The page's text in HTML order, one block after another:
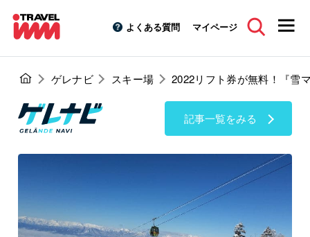
よくある質問 マイページ
ゲレナビ スキー場 2022リフト券が無料！『雪
記事一覧をみる